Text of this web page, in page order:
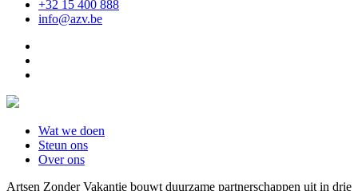
+32 15 400 888
info@azv.be
Wat we doen
Steun ons
Over ons
Artsen Zonder Vakantie bouwt duurzame partnerschappen uit in drie